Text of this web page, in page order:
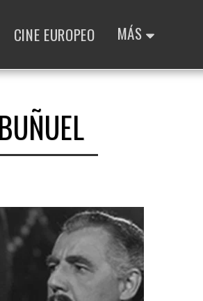
CINE EUROPEO MÁS